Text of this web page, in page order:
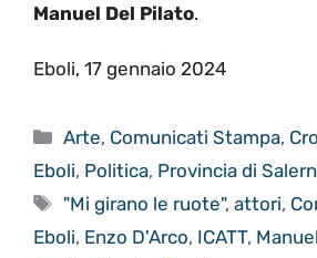
Manuel Del Pilato.
Eboli, 17 gennaio 2024
Categorie
Arte, Comunicati Stampa,
Eboli, Politica, Provincia di
Tag
"Mi girano le ruote",attori,
Eboli, Enzo D'Arco, ICATT,